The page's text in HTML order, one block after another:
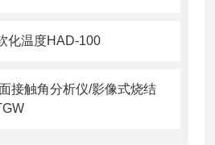
化温度HAD-100
接触角分析仪/影像式烧结